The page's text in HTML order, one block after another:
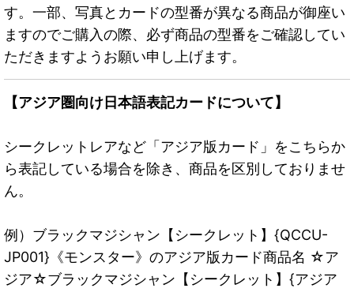
す。一部、写真とカードの型番が異なる商品が御座い
ますのでご購入の際、必ず商品の型番をご確認してい
ただきますようお願い申し上げます。
【アジア圏向け日本語表記カードについて】
シークレットレアなど「アジア版カード」をこちらか
ら表記している場合を除き、商品を区別しておりませ
ん。
例）ブラックマジシャン【シークレット】{QCCU-
JP001}《モンスター》のアジア版カード商品名 ☆ア
ジア☆ブラックマジシャン【シークレット】{アジア